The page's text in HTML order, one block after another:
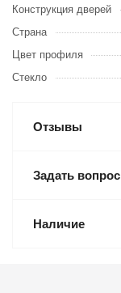
Конструкция дверей
Страна
Цвет профиля
Стекло
Отзывы
Задать вопрос
Наличие